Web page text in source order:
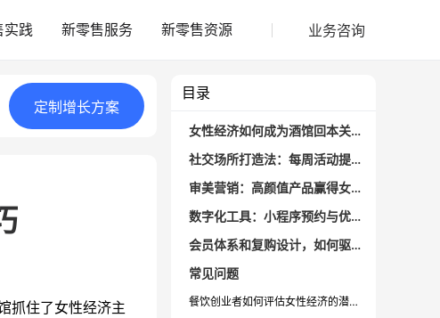
实践 新零售服务 新零售资源 业务咨询
定制 增长方案
抓住了女性经济主
目录
女性经济如何成为酒馆回本关键？
社交场所打造法：每周活动提升活跃度
审美营销：高颜值产品赢得女性青睐
数字化工具：小程序预约与优惠券裂变
会员体系和复购设计，如何驱动持续增长？
常见问题
餐饮创业者如何评估女性经济的潜力？